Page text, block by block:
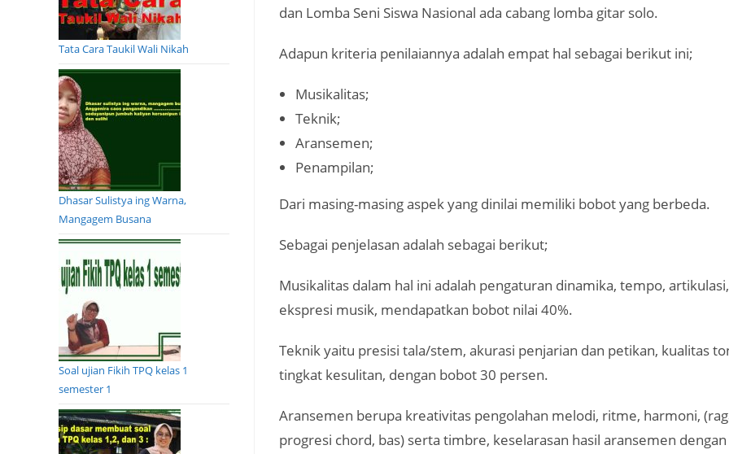
dan Lomba Seni Siswa Nasional ada cabang lomba gitar solo.
Adapun kriteria penilaiannya adalah empat hal sebagai berikut ini;
Musikalitas;
Teknik;
Aransemen;
Penampilan;
Dari masing-masing aspek yang dinilai memiliki bobot yang berbeda.
Sebagai penjelasan adalah sebagai berikut;
Musikalitas dalam hal ini adalah pengaturan dinamika, tempo,
ekspresi musik, mendapatkan bobot nilai 40%.
Teknik yaitu presisi tala/stem, akurasi penjarian dan petikan, kualitas
tingkat kesulitan, dengan bobot 30 persen.
Aransemen berupa kreativitas pengolahan melodi, ritme, harmoni,
progresi chord, bas) serta timbre, keselarasan hasil aransemen dengan
Tata Cara Taukil Wali Nikah
Dhasar Sulistya ing Warna,
Mangagem Busana
Soal ujian Fikih TPQ kelas 1
semester 1